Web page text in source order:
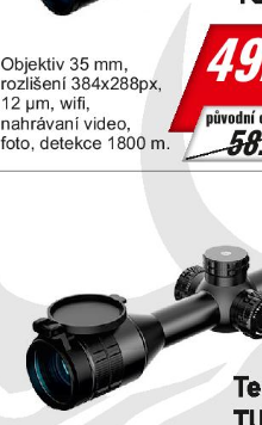
ovládáním pomocí rolovací
monokulár řady
podmínek, ve dne i v
pozorování přírody nebo ostrahu
objektivu